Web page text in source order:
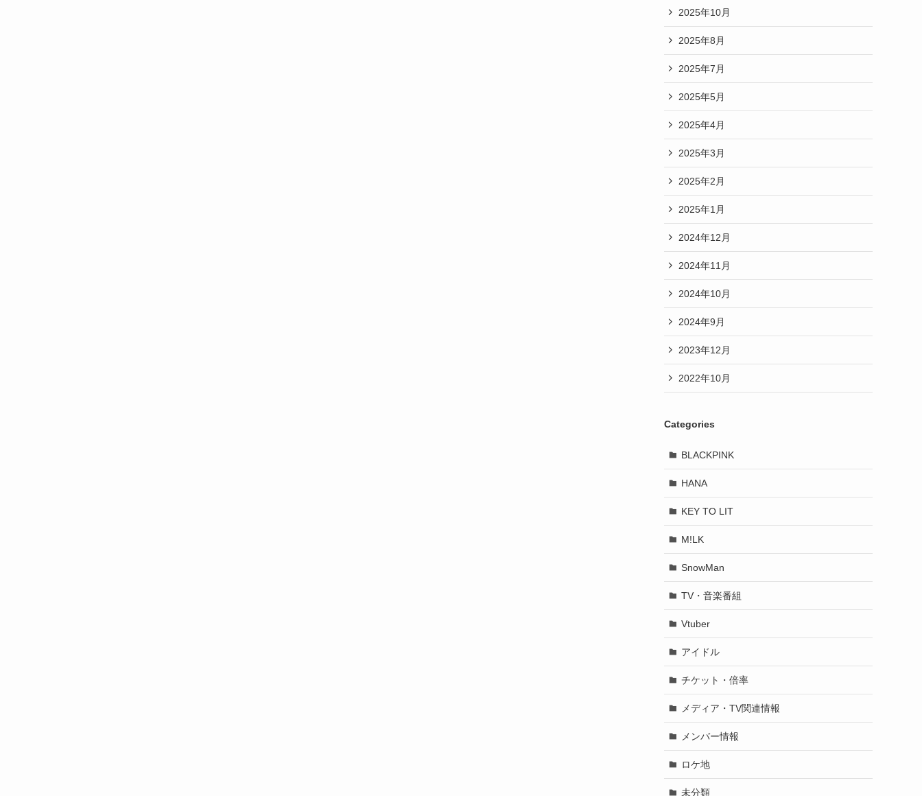
2025年10月
2025年8月
2025年7月
2025年5月
2025年4月
2025年3月
2025年2月
2025年1月
2024年12月
2024年11月
2024年10月
2024年9月
2023年12月
2022年10月
Categories
BLACKPINK
HANA
KEY TO LIT
M!LK
SnowMan
TV・音楽番組
Vtuber
アイドル
チケット・倍率
メディア・TV関連情報
メンバー情報
ロケ地
未分類